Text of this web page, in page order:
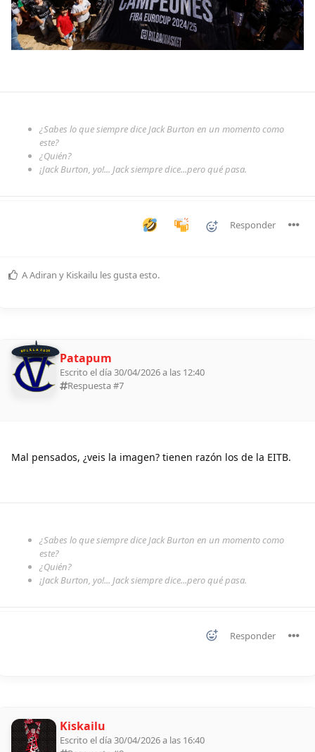
¿Sabes lo que siempre dice Jack Burton en un momento como
este?
¿Quién?
¡Jack Burton, yo!... Jack siempre dice...pero qué pasa.
Responder
AAdiran y Kiskailu les gusta esto.
BOLILLA 2026 Patapum
Escrito el día 30/04/2026 a las 12:40
Respuesta #7
Mal pensados, ¿veis la imagen? tienen razón los de la EITB.
¿Sabes lo que siempre dice Jack Burton en un momento como
este?
¿Quién?
¡Jack Burton, yo!... Jack siempre dice...pero qué pasa.
Responder
Kiskailu
Escrito el día 30/04/2026 a las 16:40